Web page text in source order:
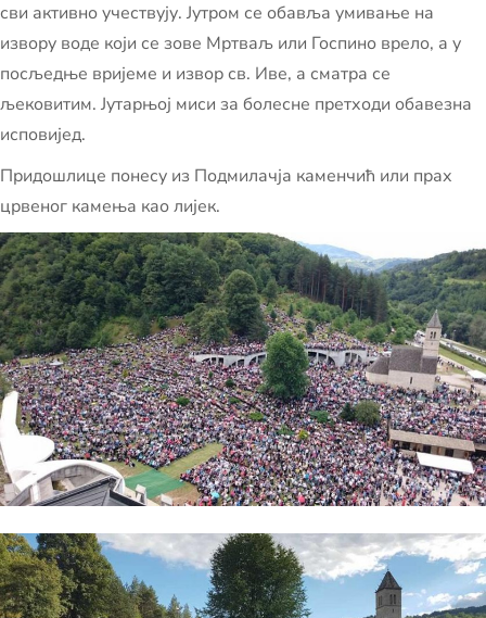
сви активно учествују. Јутром се обавља умивање на
извору воде који се зове Мртваљ или Госпино врело, а у
посљедње вријеме и извор св. Иве, а сматра се
љековитим. Јутарњој миси за болесне претходи обавезна
исповијед.
Придошлице понесу из Подмилачја каменчић или прах
црвеног камења као лијек.